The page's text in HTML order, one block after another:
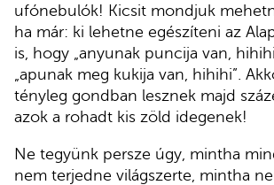
ufónebulók! Kicsit mondjuk
ha már: ki lehetne egészíteni az
is, hogy „anyunak puncija van,
„apunak meg kukija van, hihihi”.
tényleg gondban lesznek majd
azok a rohadt kis zöld idegenek!
Ne tegyünk persze úgy, mintha
nem terjedne világszerte, mintha